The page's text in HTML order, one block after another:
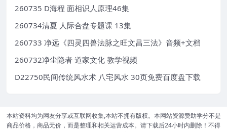
260735 D海程 面相识人原理46集
260734清夏 人际合盘专题课 13集
260733 净远《四灵四兽法脉之旺文昌三法》音频+文档
260732净尘隐者 道家文化 教学视频
D22750民间传统风水术 八宅风水 30页免费百度盘下载
本站资料均为网友分享或互联网收集,本站不拥有版权。本网站资源赞助学分不是
商品价格，商品无价，而是整理和相关运营成本。请下载后24小时内删除！不得